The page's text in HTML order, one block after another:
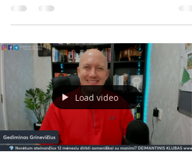
geriau nedaryti visai. Tačiau toks mąstymas
dažnai tampa didžiausiu progreso priešu.
idealų standartą, susikurk du lygius: Lubos –
tavo ideali diena Tai maksimumas, kai turi
laiko ir energijos. Pavyzdžiui: * 5–6 valandos
darbo versle; * daug kontaktų; *
Load video